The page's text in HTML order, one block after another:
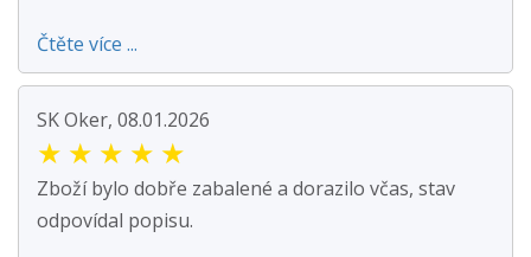
Čtěte více ...
SK Oker, 08.01.2026
★ ★ ★ ★ ★
Zboží bylo dobře zabalené a dorazilo včas, stav
odpovídal popisu.